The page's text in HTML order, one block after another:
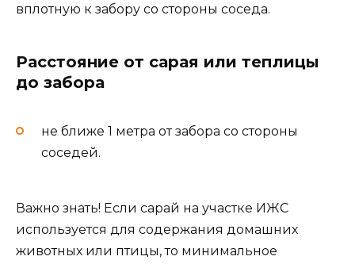
вплотную к забору со стороны соседа.
Расстояние от сарая или теплицы
до забора
не ближе 1 метра от забора со стороны
соседей.
Важно знать! Если сарай на участке ИЖС
используется для содержания домашних
животных или птицы, то минимальное